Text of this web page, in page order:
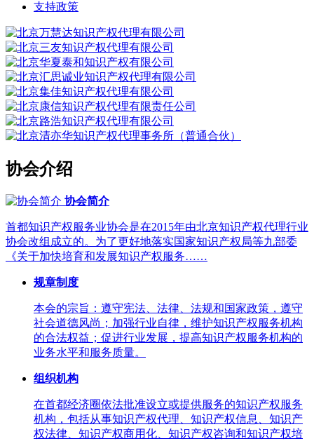
支持政策
协会介绍
协会简介
首都知识产权服务业协会是在2015年由北京知识产权代理行业
协会改组成立的。为了更好地落实国家知识产权局等九部委
《关于加快培育和发展知识产权服务……
规章制度
本会的宗旨：遵守宪法、法律、法规和国家政策，遵守
社会道德风尚；加强行业自律，维护知识产权服务机构
的合法权益；促进行业发展，提高知识产权服务机构的
业务水平和服务质量。
组织机构
在首都经济圈依法批准设立或提供服务的知识产权服务
机构，包括从事知识产权代理、知识产权信息、知识产
权法律、知识产权商用化、知识产权咨询和知识产权培